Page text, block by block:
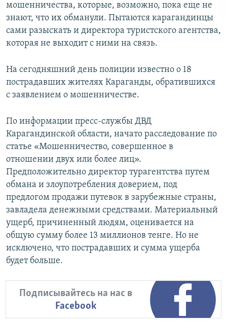
мошенничества, которые, возможно, пока еще не
знают, что их обманули. Пытаются карагандинцы
сами разыскать и директора туристского агентства,
которая не выходит с ними на связь.
На сегодняшний день полиции известно о 18
пострадавших жителях Караганды, обратившихся
с заявлением о мошенничестве.
По информации пресс-службы ДВД
Карагандинской области, начато расследование по
статье «Мошенничество, совершенное в
отношении двух или более лиц».
Предположительно директор турагентства путем
обмана и злоупотребления доверием, под
предлогом продажи путевок в зарубежные страны,
завладела денежными средствами. Материальный
ущерб, причиненный людям, оценивается на
общую сумму более 13 миллионов тенге. Но не
исключено, что пострадавших и сумма ущерба
будет больше.
Подписывайтесь на нас в
Facebook